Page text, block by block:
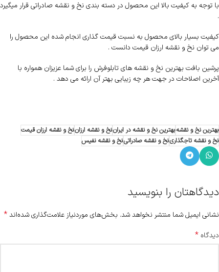
با توجه به کیفیت بالا این محصول در دسته بندی نخ و نقشه صادراتی قرار میگیرد
.
کیفیت بسیار بالای محصول به نسبت قیمت گذاری انجام شده این محصول را
می توان نخ و نقشه ارزان قیمت دانست .
پرشین بافت بهترین نخ و نقشه های تابلوفرش را برای شما عزیزان همواره با
آخرین اصلاحات در جهت هر چه زیبایی بهتر آن ارائه می دهد .
بهترین نخ و نقشهبهترین نخ و نقشه در ایراننخ و نقشه ارزاننخ و نقشه ارزان قیمت
نخ و نقشه تاجگذارینخ و نقشه صادراتینخ و نقشه نفیس
دیدگاهتان را بنویسید
نشانی ایمیل شما منتشر نخواهد شد. بخش‌های موردنیاز علامت‌گذاری شده‌اند*
دیدگاه *